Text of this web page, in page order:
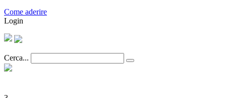
Come aderire
Login
Cerca...